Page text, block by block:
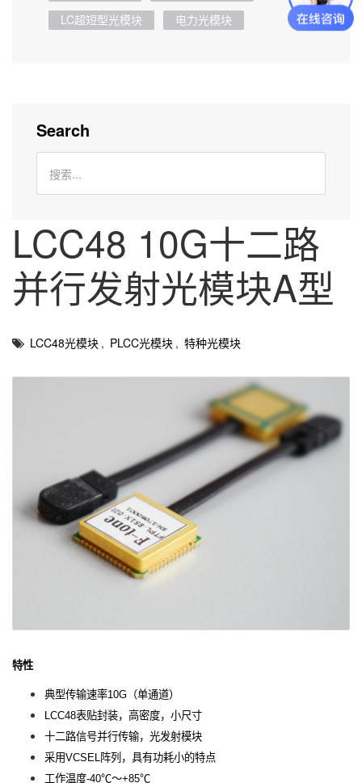
LC超短型光模块
电力光模块
Search
LCC48 10G十二路
并行发射光模块A型
LCC48光模块 , PLCC光模块 , 特种光模块
特性
典型传输速率10G（单通道）
LCC48表贴封装，高密度，小尺寸
十二路信号并行传输，光发射模块
采用VCSEL阵列，具有功耗小的特点
工作温度-40℃～+85℃